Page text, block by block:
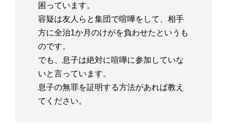
困っています。
容疑は友人らと集団で喧嘩をして、相手
方に全治1か月のけがを負わせたというも
のです。
でも、息子は絶対に喧嘩に参加していな
いと言っています。
息子の無罪を証明する方法があれば教え
てください。